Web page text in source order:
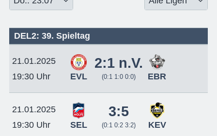
DEL2: 39. Spieltag
21.01.2025
19:30 Uhr
EVL
2:1 n.V.
(0:1 1:0 0:0) EBR
21.01.2025
19:30 Uhr
SEL
3:5
(0:1 0:2 3:2) KEV